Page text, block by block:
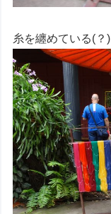
糸を纏めている(？